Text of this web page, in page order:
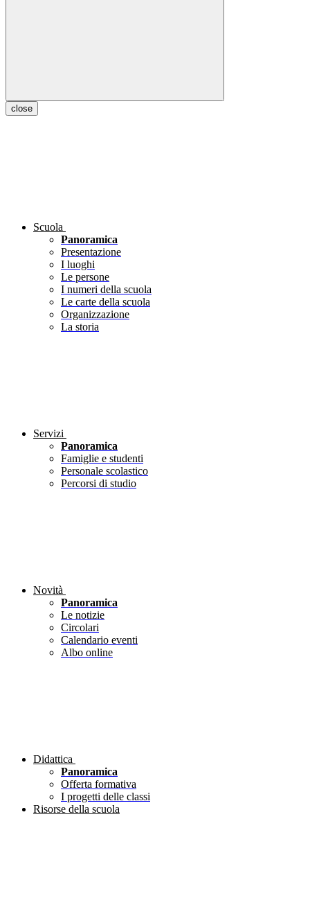
close
Scuola
Panoramica
Presentazione
I luoghi
Le persone
I numeri della scuola
Le carte della scuola
Organizzazione
La storia
Servizi
Panoramica
Famiglie e studenti
Personale scolastico
Percorsi di studio
Novità
Panoramica
Le notizie
Circolari
Calendario eventi
Albo online
Didattica
Panoramica
Offerta formativa
I progetti delle classi
Risorse della scuola